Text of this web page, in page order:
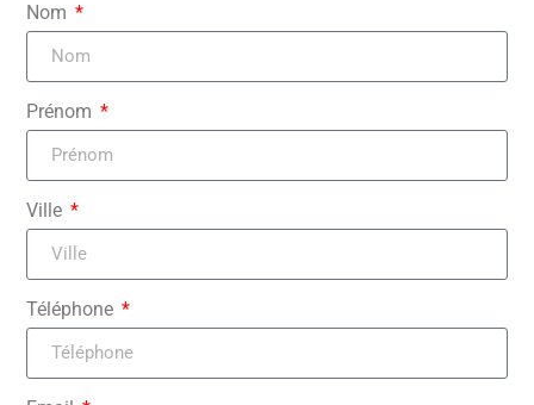
Nom
Prénom
Ville
Téléphone